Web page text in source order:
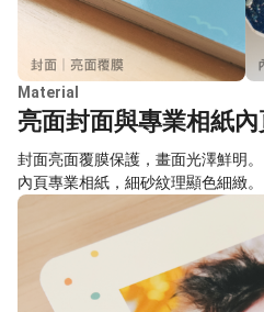
Material
亮面封面與專業相紙內
封面亮面覆膜保護，畫面光澤鮮明。
內頁專業相紙，細砂紋理顯色細緻。